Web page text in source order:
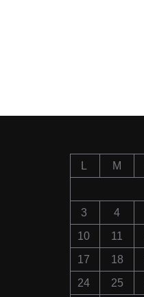
L
M
3
4
10
11
17
18
24
25